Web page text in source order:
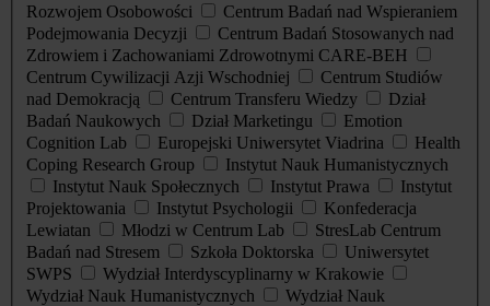
Rozwojem Osobowości
Centrum Badań nad Wspieraniem
Podejmowania Decyzji
Centrum Badań Stosowanych nad
Zdrowiem i Zachowaniami Zdrowotnymi CARE-BEH
Centrum Cywilizacji Azji Wschodniej
Centrum Studiów
nad Demokracją
Centrum Transferu Wiedzy
Dział
Badań Naukowych
Dział Marketingu
Emotion
Cognition Lab
Europejski Uniwersytet Viadrina
Health
Coping Research Group
Instytut Nauk Humanistycznych
Instytut Nauk Społecznych
Instytut Prawa
Instytut
Projektowania
Instytut Psychologii
Konfederacja
Lewiatan
Młodzi w Centrum Lab
StresLab Centrum
Badań nad Stresem
Szkoła Doktorska
Uniwersytet
SWPS
Wydział Interdyscyplinarny w Krakowie
Wydział Nauk Humanistycznych
Wydział Nauk